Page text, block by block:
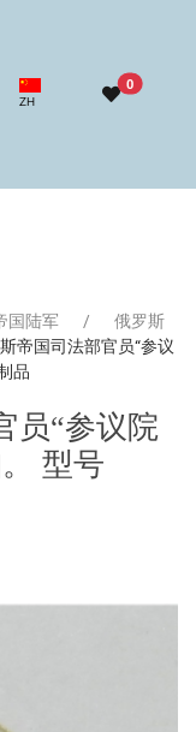
选择你的语音
ZH
0
国陆军
俄罗斯
帝国司法部官员“参议
品
员“参议院
型号